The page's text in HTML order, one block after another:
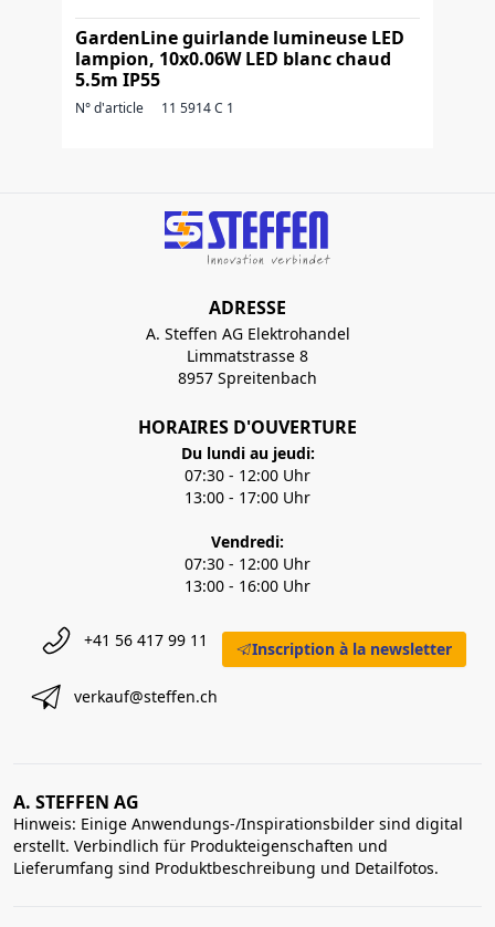
GardenLine guirlande lumineuse LED
lampion, 10x0.06W LED blanc chaud
5.5m IP55
N° d'article 11 5914 C 1
ADRESSE
A. Steffen AG Elektrohandel
Limmatstrasse 8
8957 Spreitenbach
HORAIRES D'OUVERTURE
Du lundi au jeudi:
07:30 - 12:00 Uhr
13:00 - 17:00 Uhr
Vendredi:
07:30 - 12:00 Uhr
13:00 - 16:00 Uhr
+41 56 417 99 11
verkauf@steffen.ch
Inscription à la newsletter
A. STEFFEN AG
Hinweis: Einige Anwendungs-/Inspirationsbilder sind digital
erstellt. Verbindlich für Produkteigenschaften und
Lieferumfang sind Produktbeschreibung und Detailfotos.